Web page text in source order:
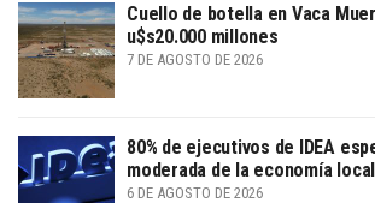
Cuello de botella en Vaca
u$s20.000 millones
7 DE AGOSTO DE 2026
80% de ejecutivos de IDEA
moderada de la economía local
6 DE AGOSTO DE 2026